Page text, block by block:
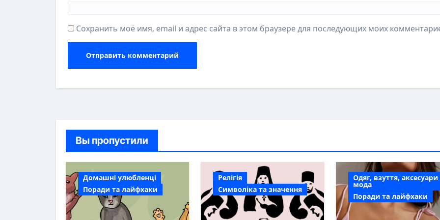
Сохранить моё имя, email и адрес сайта в этом браузере для последующих моих
Вы пропустили
Домашні улюбленці
Поради та лайфхаки
Релігія
Символіка та значення
Одяг, взуття, аксесуари
мода
Поради та лайфхаки